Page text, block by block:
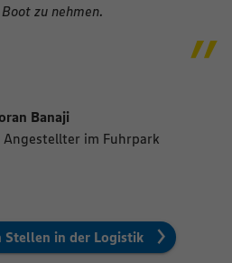
zu nehmen.
Banaji
im Fuhrpark
Stellen in der Logistik